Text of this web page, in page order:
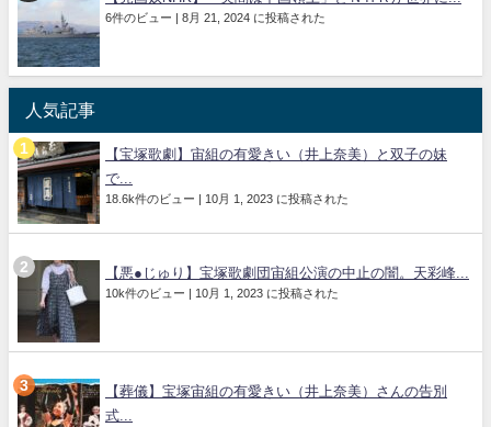
6件のビュー | 8月 21, 2024 に投稿された
人気記事
【宝塚歌劇】宙組の有愛きい（井上奈美）と双子の妹
で...
18.6k件のビュー | 10月 1, 2023 に投稿された
【悪●じゅり】宝塚歌劇団宙組公演の中止の闇。天彩峰...
10k件のビュー | 10月 1, 2023 に投稿された
【葬儀】宝塚宙組の有愛きい（井上奈美）さんの告別
式...